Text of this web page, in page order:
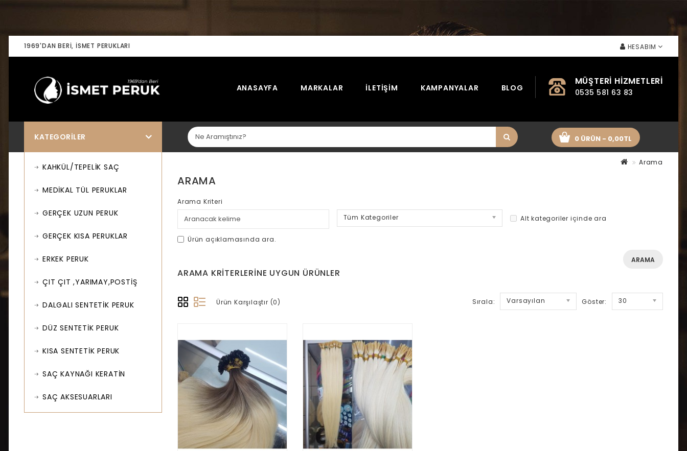
1969'DAN BERI, İSMET PERUKLARI HESABIM
MÜŞTERI HIZMETLERI
0535 581 63 83
ANASAYFA MARKALAR İLETIŞIM KAMPANYALAR BLOG
KATEGORILER 0 ÜRÜN - 0,00TL
KAHKÜL/TEPELİK SAÇ
MEDİKAL TÜL PERUKLAR
GERÇEK UZUN PERUK
GERÇEK KISA PERUKLAR
ERKEK PERUK
ÇIT ÇIT ,YARIMAY,POSTİŞ
DALGALI SENTETİK PERUK
DÜZ SENTETİK PERUK
KISA SENTETİK PERUK
SAÇ KAYNAĞI KERATİN
SAÇ AKSESUARLARI
Arama
ARAMA
Arama Kriteri
Tüm Kategoriler
Alt kategoriler içinde ara
Ürün açıklamasında ara.
ARAMA KRITERLERINE UYGUN ÜRÜNLER
Ürün Karşılaştır (0) Sırala: Varsayılan Göster: 30